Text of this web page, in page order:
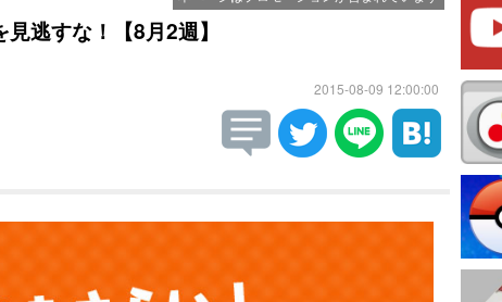
逃すな！【8月2週】
2015-08-09 12:00:00